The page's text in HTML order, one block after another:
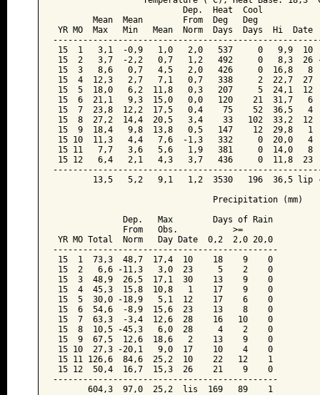
Dep.  Heat  Cool
Mean  Mean        From  Deg   Deg
YR MO  Max   Min   Mean  Norm  Days  Days  Hi
15  1   3,1  -0,9   1,0   2,0   537     0   9,9
15  2   3,7  -2,2   0,7   1,2   492     0   8,3
15  3   8,6   0,7   4,5   2,0   426     0  16,8
15  4  12,3   2,7   7,1   0,7   338     2  22,7
15  5  18,0   6,2  11,8   0,3   207     5  24,1
15  6  21,1   9,3  15,0   0,0   120    21  31,7
15  7  23,8  12,2  17,5   0,4    75    52  36,5
15  8  27,2  14,4  20,5   3,4    33   102  33,2
15  9  18,4   9,8  13,8   0,5   147    12  29,8
15 10  11,3   4,4   7,6  -1,3   332     0  20,0
15 11   7,7   3,6   5,6   1,9   381     0  14,0
15 12   6,4   2,1   4,3   3,7   436     0  11,8
13,5   5,2   9,1   1,2  3530   196  36,5 lip
                                Precipitation (mm)
              Dep.   Max        Days of Rain
              From   Obs.           >=
YR MO Total  Norm   Day Date  0,2  2,0 20,0
---------------------------------------------
15  1  73,3  48,7  17,4  10    18    9    0
15  2   6,6 -11,3   3,0  23     5    2    0
15  3  48,9  26,5  17,1  30    13    9    0
15  4  45,3  15,8  10,8   1    17    9    0
15  5  30,0 -18,9   5,1  12    17    6    0
15  6  54,6  -8,9  15,6  23    13    8    0
15  7  63,3  -3,4  12,6  28    16   10    0
15  8  10,5 -45,3   6,0  28     4    2    0
15  9  67,5  12,6  18,6   2    13    9    0
15 10  27,3 -20,1   9,0  17    10    4    0
15 11 126,6  84,6  25,2  10    22   12    1
15 12  50,4  16,7  15,3  26    21    9    0
---------------------------------------------
       604,3  97,0  25,2  lis  169   89    1